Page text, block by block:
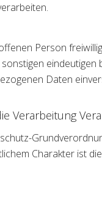
Person
Daten
Verarbeitung
Charakter ist